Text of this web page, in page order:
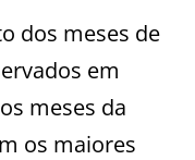
dos meses de
em
meses da
os maiores